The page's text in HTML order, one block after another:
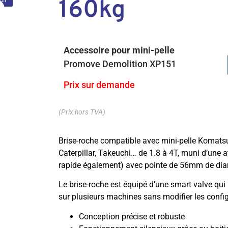
160kg
Accessoire pour mini-pelle
Promove Demolition XP151
Prix sur demande
(Prix hors TVA)
Brise-roche compatible avec mini-pelle
Caterpillar, Takeuchi… de 1.8 à 4T, muni d’une
rapide également) avec pointe de 56mm de
Le brise-roche est équipé d’une smart valve
sur plusieurs machines sans modifier les
Conception précise et robuste